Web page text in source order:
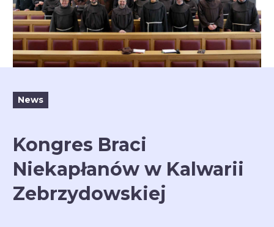
News
Kongres Braci
Niekapłanów w Kalwarii
Zebrzydowskiej